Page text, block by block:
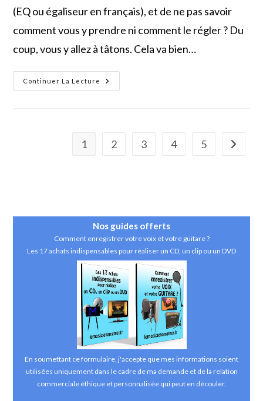
(EQ ou égaliseur en français), et de ne pas savoir
comment vous y prendre ni comment le régler ? Du
coup, vous y allez à tâtons. Cela va bien…
Continuer La Lecture
Tout
Sur
1 2 3 4 5 Aller à
Nos guides offerts
Comment enregistrer votre voix et votre guitare ?
Les 17 achats indispensables pour réaliser un CD, un clip ou un DVD
En soumettant ce formulaire, j'accepte que mes informations soient
utilisées uniquement dans le cadre de ma demande et de la relation
commerciale éthique et personnalisée qui peut en découler.